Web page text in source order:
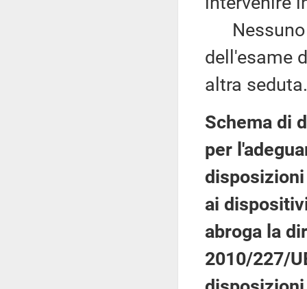
Nessuno
dell'esame
altra seduta.
Schema di
per
ai
abroga la
2010/227/